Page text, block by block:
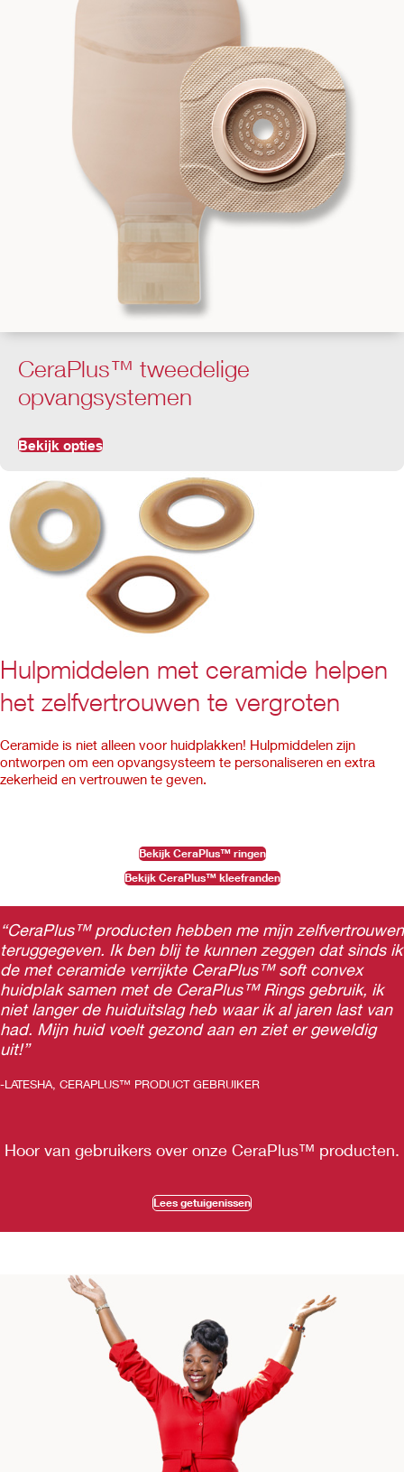
CeraPlus™ tweedelige
opvangsystemen
Bekijk opties
Hulpmiddelen met ceramide helpen
het zelfvertrouwen te vergroten
Ceramide is niet alleen voor huidplakken! Hulpmiddelen zijn
ontworpen om een opvangsysteem te personaliseren en extra
zekerheid en vertrouwen te geven.
Bekijk CeraPlus™ ringen
Bekijk CeraPlus™ kleefranden
“CeraPlus™producten hebben me mijn zelfvertrouwen
teruggegeven. Ik ben blij te kunnen zeggen dat sinds ik
de met ceramide verrijkte CeraPlus™soft convex
huidplak samen met de CeraPlus™Rings gebruik, ik
niet langer de huiduitslag heb waar ik al jaren last van
had. Mijn huid voelt gezond aan en ziet er geweldig
uit!”
-LATESHA, CERAPLUS™ PRODUCT GEBRUIKER
Hoor van gebruikers over onze CeraPlus™ producten.
Lees getuigenissen